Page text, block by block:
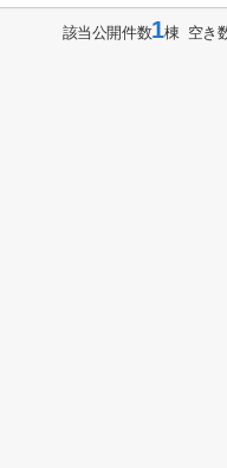
該当公開件数1棟 空き